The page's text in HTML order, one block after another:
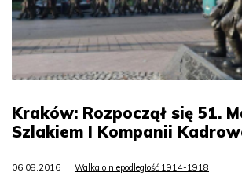
Kraków: Rozpoczął się 51.
Szlakiem I Kompanii
06.08.2016 Walka o niepodległość 1914-1918